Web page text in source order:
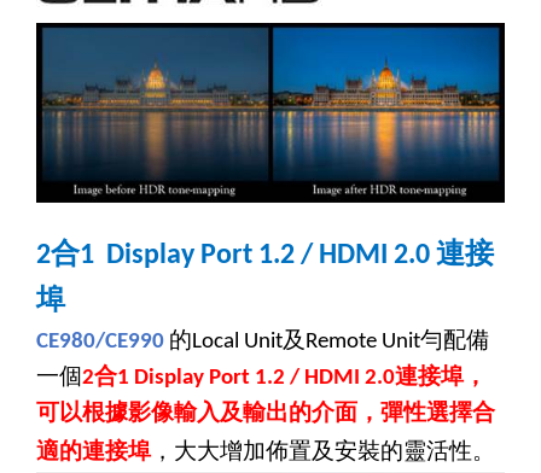
2合1 Display Port 1.2 / HDMI 2.0 連接
埠
CE980/CE990 的Local Unit及 Remote Unit勻配備
一個2合1 Display Port 1.2 / HDMI 2.0連接埠，
可以根據影像輸入及輸出的介面，彈性選擇合
適的連接埠，大大增加佈置及安裝的靈活性。